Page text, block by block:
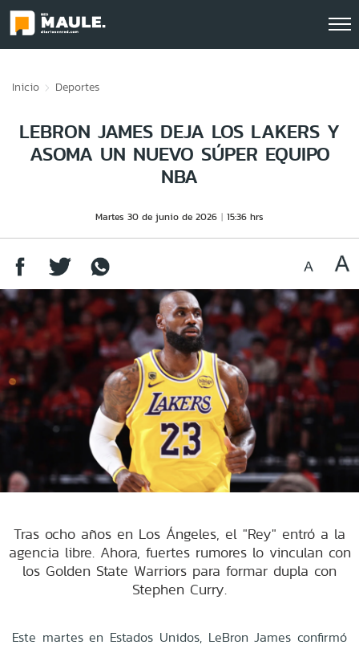
Inicio Deportes
LEBRON JAMES DEJA LOS LAKERS Y
ASOMA UN NUEVO SÚPER EQUIPO
NBA
Martes 30 de junio de 2026 15:36 hrs
Tras ocho años en Los Ángeles, el "Rey" entró a la
agencia libre. Ahora, fuertes rumores lo vinculan con
los Golden State Warriors para formar dupla con
Stephen Curry.
Este martes en Estados Unidos, LeBron James confirmó